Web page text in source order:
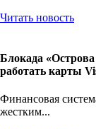
Читать новость
Блокада
работать карты
Финансовая
жестким...